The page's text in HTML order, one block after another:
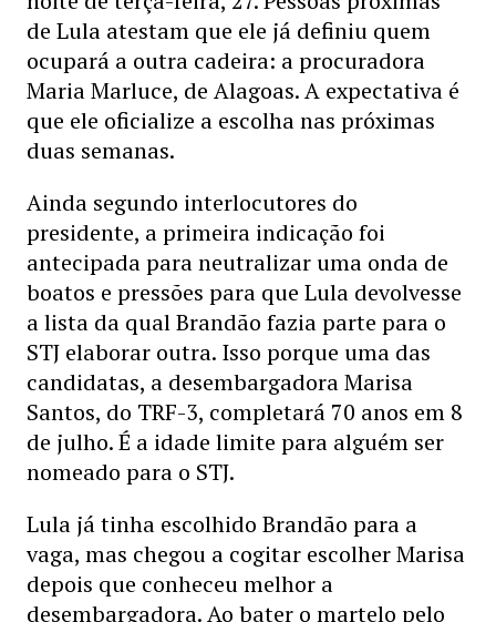
de Lula atestam que ele já definiu quem
ocupará a outra cadeira: a procuradora
Maria Marluce, de Alagoas. A expectativa é
que ele oficialize a escolha nas próximas
duas semanas.
Ainda segundo interlocutores do
presidente, a primeira indicação foi
antecipada para neutralizar uma onda de
boatos e pressões para que Lula devolvesse
a lista da qual Brandão fazia parte para o
STJ elaborar outra. Isso porque uma das
candidatas, a desembargadora Marisa
Santos, do TRF-3, completará 70 anos em 8
de julho. É a idade limite para alguém ser
nomeado para o STJ.
Lula já tinha escolhido Brandão para a
vaga, mas chegou a cogitar escolher Marisa
depois que conheceu melhor a
desembargadora. Ao bater o martelo pelo